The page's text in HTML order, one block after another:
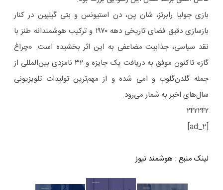
بازی جولیا رابرتز، شان پن، دن استیونس و بتی گیلپین در کنار
بازسازی دقیق فضای تاریخی دهه ۱۹۷۰ و ترکیب هوشمندانه طنز با
نقد سیاسی، جذابیت مضاعفی به این اثر بخشیده است. «چراغ
گاز» تاکنون موفق به دریافت یک جایزه و ۳۲ نامزدی بین‌المللی از
جمله گلدن‌گلوب و امی شده و از مهم‌ترین تولیدات تلویزیونی
سال‌های اخیر به شمار می‌رود.
۲۴۲۲۴۲
[ad_2]
لینک منبع : هوشمند نیوز